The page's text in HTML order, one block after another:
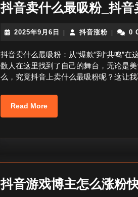
抖音卖什么最吸粉_抖音
2025年9月6日
2025
9
月
6
日
抖音涨粉抖
涨
粉
0
抖音卖什么最吸粉：从“爆款”到“共鸣”
数人在这里找到了自己的舞台，无论是
么，究竟抖音上卖什么最吸粉呢？这让
Read MoreRead
More
抖音游戏博主怎么涨粉